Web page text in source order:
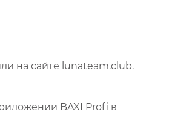
на сайте lunateam.club.
BAXI Profi в